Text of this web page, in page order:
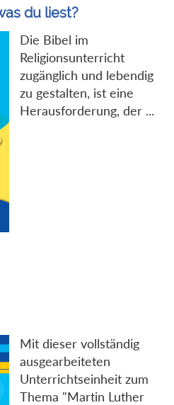
du liest?
Die Bibel im
Religionsunterricht
zugänglich und lebendig
zu gestalten, ist eine
Herausforderung, der ...
Mit dieser vollständig
ausgearbeiteten
Unterrichtseinheit zum
Thema "Martin Luther